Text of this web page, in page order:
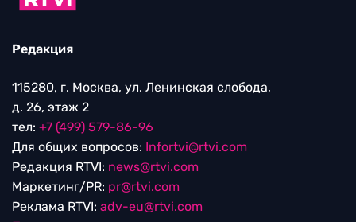
Редакция
115280, г. Москва, ул. Ленинская слобода,
д. 26, этаж 2
тел: +7 (499) 579-86-96
Для общих вопросов: Infortvi@rtvi.com
Редакция RTVI: news@rtvi.com
Маркетинг/PR: pr@rtvi.com
Реклама RTVI: adv-eu@rtvi.com